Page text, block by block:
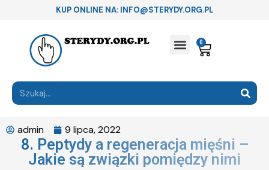
KUP ONLINE NA: INFO@STERYDY.ORG.PL
0
admin 9 lipca, 2022
8. Peptydy a regeneracja mięśni –
Jakie są związki pomiędzy nimi